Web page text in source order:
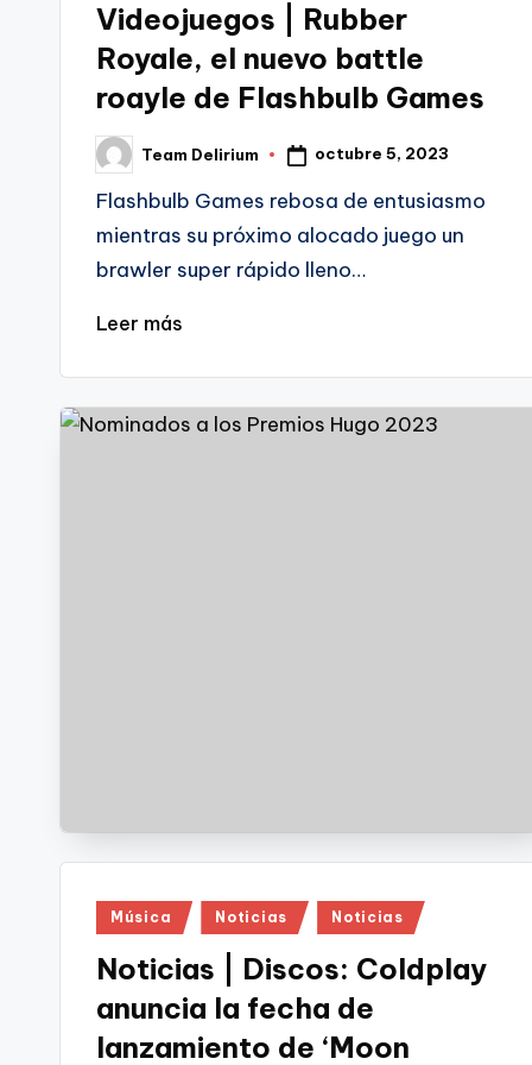
Videojuegos | Rubber
Royale, el nuevo battle
roayle de Flashbulb Games
Publicado
por
Team Delirium octubre 5, 2023
Flashbulb Games rebosa de entusiasmo
mientras su próximo alocado juego un
brawler super rápido lleno…
Leer más
Publicado
Música Noticias Noticias
Noticias | Discos: Coldplay
anuncia la fecha de
lanzamiento de ‘Moon